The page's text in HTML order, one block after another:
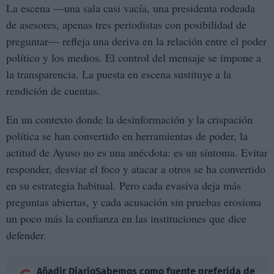
La escena —una sala casi vacía, una presidenta rodeada
de asesores, apenas tres periodistas con posibilidad de
preguntar— refleja una deriva en la relación entre el poder
político y los medios. El control del mensaje se impone a
la transparencia. La puesta en escena sustituye a la
rendición de cuentas.
En un contexto donde la desinformación y la crispación
política se han convertido en herramientas de poder, la
actitud de Ayuso no es una anécdota: es un síntoma. Evitar
responder, desviar el foco y atacar a otros se ha convertido
en su estrategia habitual. Pero cada evasiva deja más
preguntas abiertas, y cada acusación sin pruebas erosiona
un poco más la confianza en las instituciones que dice
defender.
Añadir DiarioSabemos como fuente preferida de